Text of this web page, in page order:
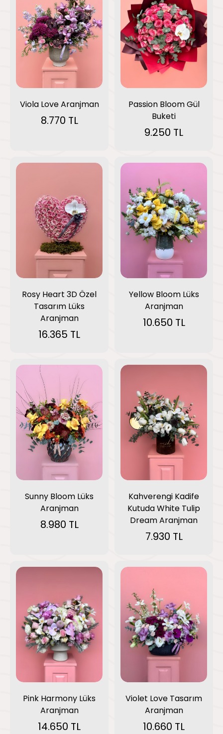
Viola Love Aranjman
8.770 TL
Passion Bloom Gül
Buketi
9.250 TL
Rosy Heart 3D Özel
Tasarım Lüks
Aranjman
16.365 TL
Yellow Bloom Lüks
Aranjman
10.650 TL
Sunny Bloom Lüks
Aranjman
8.980 TL
Kahverengi Kadife
Kutuda White Tulip
Dream Aranjman
7.930 TL
Pink Harmony Lüks
Aranjman
14.650 TL
Violet Love Tasarım
Aranjman
10.660 TL